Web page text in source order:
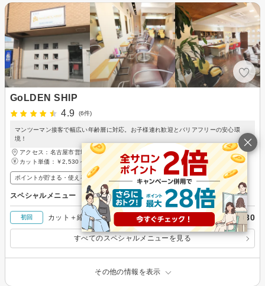
GoLDEN SHIP
4.9
(6件)
マンツーマン接客で幅広い年齢層に対応。お子様連れ歓迎とバリアフリーの安心環
境！
アクセス：名古屋市営地下鉄名港線 築地口駅 徒歩3分
カット単価： ￥2,530～
ポイントが貯まる・使える メンズ歓迎
スペシャルメニュー
初回 カット＋縮毛矯正ストレート＋トリートメント ￥12,430
すべてのスペシャルメニューを見る
その他の情報を表示